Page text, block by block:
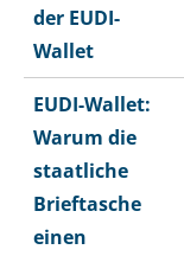
der EUDI-
Wallet
EUDI-Wallet:
Warum die
staatliche
Brieftasche
einen